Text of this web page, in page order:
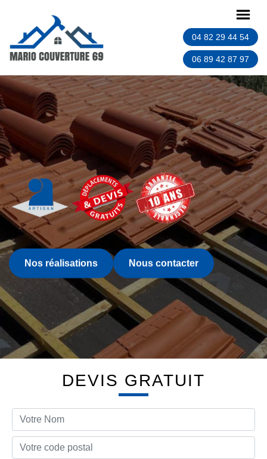
04 82 29 44 54
06 89 42 87 97
Nos réalisations Nous contacter
DEVIS GRATUIT